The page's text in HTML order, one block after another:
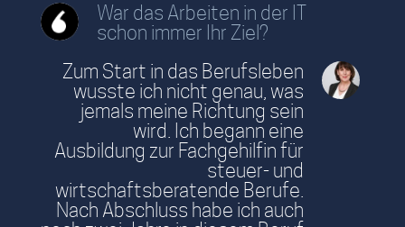
War das Arbeiten in der IT
schon immer Ihr Ziel?
Zum Start in das Berufsleben
wusste ich nicht genau, was
jemals meine Richtung sein
wird. Ich begann eine
Ausbildung zur Fachgehilfin für
steuer- und
wirtschaftsberatende Berufe.
Nach Abschluss habe ich auch